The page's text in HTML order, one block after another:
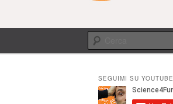
SEGUIMI SU YOUTUBE